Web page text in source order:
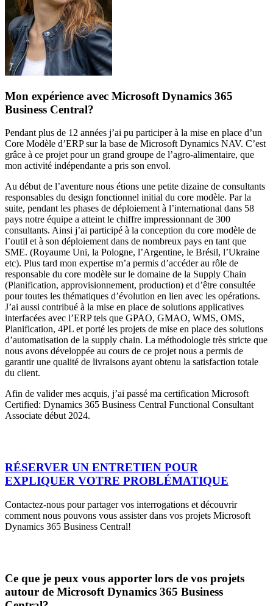
Mon expérience avec Microsoft Dynamics 365
Business Central?
Pendant plus de 12 années j’ai pu participer à la mise en place d’un
Core Modèle d’ERP sur la base de Microsoft Dynamics NAV. C’est
grâce à ce projet pour un grand groupe de l’agro-alimentaire, que
mon activité indépendante a pris son envol.
Au début de l’aventure nous étions une petite dizaine de consultants
responsables du design fonctionnel initial du core modèle. Par la
suite, pendant les phases de déploiement à l’international dans 58
pays notre équipe a atteint le chiffre impressionnant de 300
consultants. Ainsi j’ai participé à la conception du core modèle de
l’outil et à son déploiement dans de nombreux pays en tant que
SME. (Royaume Uni, la Pologne, l’Argentine, le Brésil, l’Ukraine
etc). Plus tard mon expertise m’a permis d’accéder au rôle de
responsable du core modèle sur le domaine de la Supply Chain
(Planification, approvisionnement, production) et d’être consultée
pour toutes les thématiques d’évolution en lien avec les opérations.
J’ai aussi contribué à la mise en place de solutions applicatives
interfacées avec l’ERP tels que GPAO, GMAO, WMS, OMS,
Planification, 4PL et porté les projets de mise en place des solutions
d’automatisation de la supply chain. La méthodologie très stricte que
nous avons développée au cours de ce projet nous a permis de
garantir une qualité de livraisons ayant obtenu la satisfaction totale
du client.
Afin de valider mes acquis, j’ai passé ma certification Microsoft
Certified: Dynamics 365 Business Central Functional Consultant
Associate début 2024.
RÉSERVER UN ENTRETIEN POUR
EXPLIQUER VOTRE PROBLÉMATIQUE
Contactez-nous pour partager vos interrogations et découvrir
comment nous pouvons vous assister dans vos projets Microsoft
Dynamics 365 Business Central!
Ce que je peux vous apporter lors de vos projets
autour de Microsoft Dynamics 365 Business